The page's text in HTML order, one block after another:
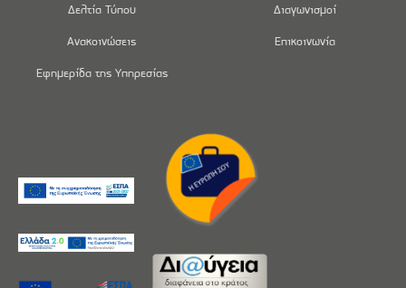
Δελτία Τύπου
Ανακοινώσεις
Εφημερίδα της Υπηρεσίας
Διαγωνισμοί
Επικοινωνία